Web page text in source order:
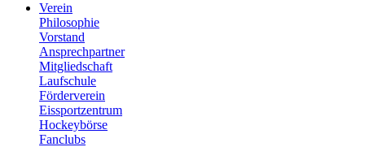
Verein
Philosophie
Vorstand
Ansprechpartner
Mitgliedschaft
Laufschule
Förderverein
Eissportzentrum
Hockeybörse
Fanclubs